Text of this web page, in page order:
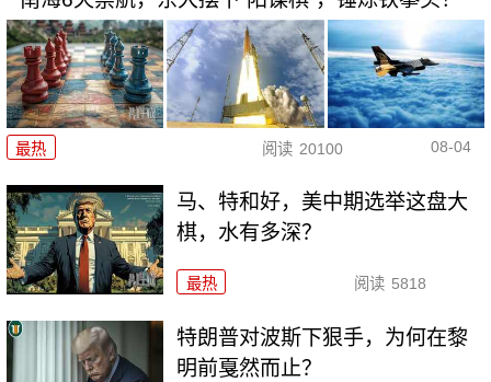
最热 阅读 20100 08-04
马、特和好，美中期选举这盘大
棋，水有多深？
最热 阅读 5818
特朗普对波斯下狠手，为何在黎
明前戛然而止？